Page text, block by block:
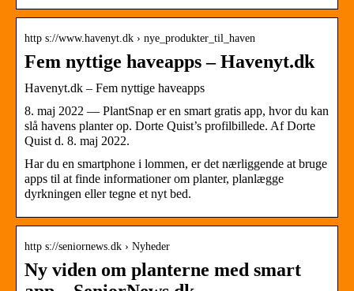
http s://www.havenyt.dk › nye_produkter_til_haven
Fem nyttige haveapps – Havenyt.dk
Havenyt.dk – Fem nyttige haveapps
8. maj 2022 — PlantSnap er en smart gratis app, hvor du kan
slå havens planter op. Dorte Quist’s profilbillede. Af Dorte
Quist d. 8. maj 2022.
Har du en smartphone i lommen, er det nærliggende at bruge
apps til at finde informationer om planter, planlægge
dyrkningen eller tegne et nyt bed.
http s://seniornews.dk › Nyheder
Ny viden om planterne med smart